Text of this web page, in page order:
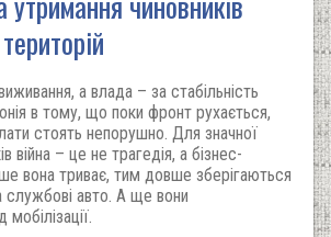
а влада – за стабільність
в тому, що поки фронт рухається,
стоять непорушно. Для значної
війна – це не трагедія, а бізнес-
вона триває, тим довше зберігаються
службові авто. А ще вони
мобілізації.